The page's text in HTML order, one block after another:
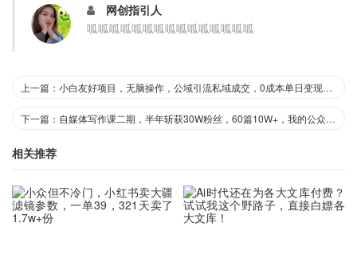
网创指引人
呱呱呱呱呱呱呱呱呱呱呱呱呱呱呱
上一篇：小白友好项目，无脑操作，公域引流私域成交，0成本单日变现680米
下一篇：自媒体写作课二期，半年斩获30W粉丝，60篇10W+，我的公众号起号方法论，十堂课给你讲清楚
相关推荐